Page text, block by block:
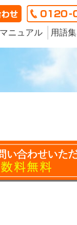
ニュアル 用語集